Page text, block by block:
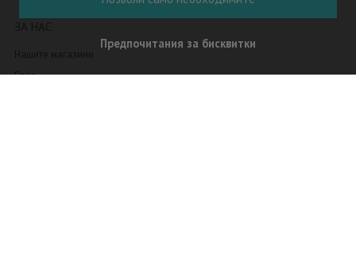
Предпочитания за бисквитки
Блог